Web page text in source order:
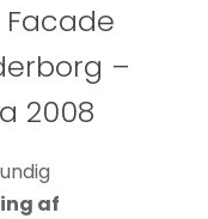
–
2008
af